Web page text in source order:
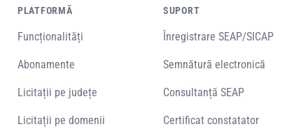
PLATFORMĂ
Funcționalități
Abonamente
Licitații pe județe
Licitații pe domenii
SUPORT
Înregistrare SEAP/SICAP
Semnătură electronică
Consultanță SEAP
Certificat constatator